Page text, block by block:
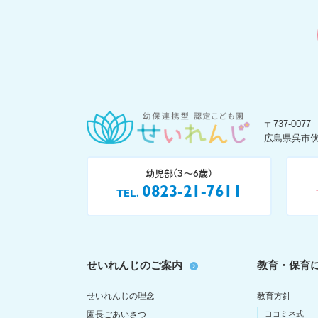
〒737-0077
広島県呉市
幼児部(3〜6歳)
TEL 0823-21-7611
せいれんじのご案内
せいれんじの理念
園長ごあいさつ
教育・保育
教育方針
ヨコミネ式